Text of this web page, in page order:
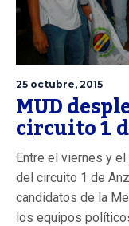
25 octubre, 2015
MUD
circuito 1
Entre el viernes y
del circuito 1 de
candidatos de la
los equipos